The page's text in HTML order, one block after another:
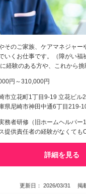
そのご家族、ケアマネジャー
いくお仕事です。（障がい福
経験のある方や、これから
円～310,000円
市立花町1丁目9-19 立花ビル
県尼崎市神田中通6丁目219-
務者研修（旧ホームヘルパー
提供責任者の経験がなくても
詳細を見る
更新日： 2026/03/31 掲